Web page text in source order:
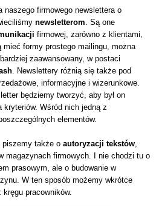
naszego firmowego newslettera o
newsletterom . Są one
firmowej, zarówno z klientami,
formy prostego mailingu, można
zaawansowany, w postaci
. Newslettery różnią się także pod
informacyjne i wizerunkowe.
będziemy tworzyć, aby był on
kryteriów. Wśród nich jedną z
elementów.
piszemy także o autoryzacji tekstów
magazynach firmowych. I nie chodzi tu o
prasowym, ale o budowanie w
W ten sposób możemy wkrótce
pracowników.